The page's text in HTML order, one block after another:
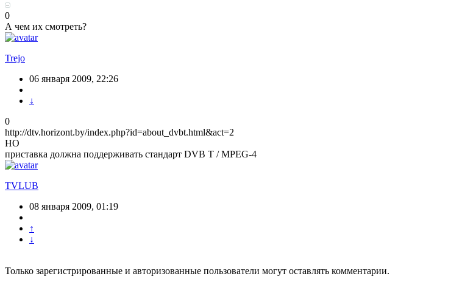
0
А чем их смотреть?
Trejo
06 января 2009, 22:26
↓
0
http://dtv.horizont.by/index.php?id=about_dvbt.html&act=2
НО
приставка должна поддерживать стандарт DVB T / MPEG-4
TVLUB
08 января 2009, 01:19
↑
↓
Только зарегистрированные и авторизованные пользователи могут оставлять комментарии.